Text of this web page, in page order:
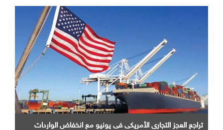
تراجع العجز التجارى الأمريكى فى يونيو مع انخفاض الواردات